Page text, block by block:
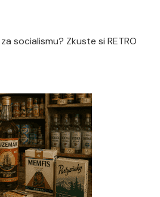
socialismu? Zkuste si RETRO